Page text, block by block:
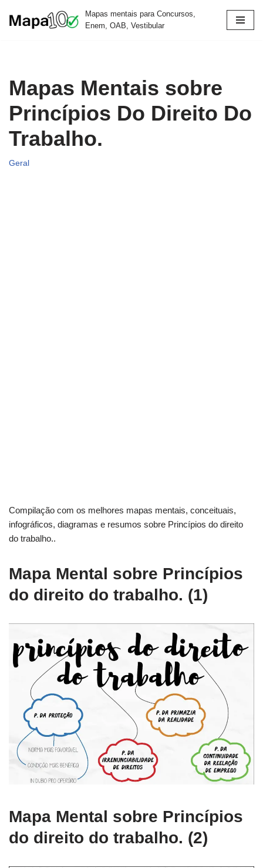
Mapas mentais para Concursos,
Enem, OAB, Vestibular
Mapas Mentais sobre
Princípios Do Direito Do
Trabalho.
Geral
Compilação com os melhores mapas mentais, conceituais,
infográficos, diagramas e resumos sobre Princípios do direito
do trabalho..
Mapa Mental sobre Princípios
do direito do trabalho. (1)
Mapa Mental sobre Princípios
do direito do trabalho. (2)